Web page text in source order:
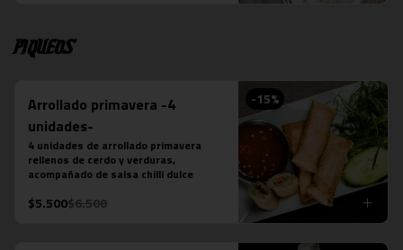
Piqueos
-15%
Arrollado primavera -4
unidades-
4 unidades de arrollado primavera
rellenos de cerdo y verduras,
acompañado de salsa chilli dulce
$5.500$6.500